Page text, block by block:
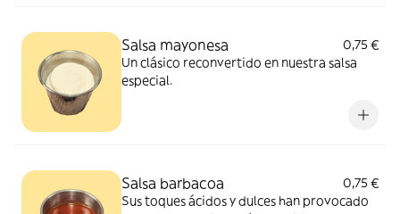
Salsa mayonesa
0,75 €
Un clásico reconvertido en nuestra salsa
especial.
Salsa barbacoa
0,75 €
Sus toques ácidos y dulces han provocado